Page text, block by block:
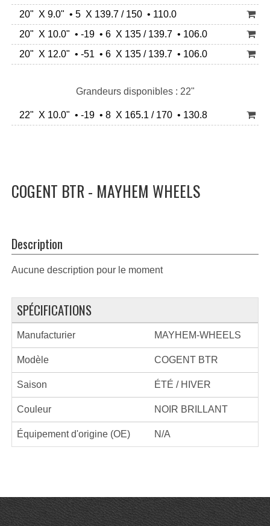
20" X 9.0" • 5 X 139.7 / 150 • 110.0
20" X 10.0" • -19 • 6 X 135 / 139.7 • 106.0
20" X 12.0" • -51 • 6 X 135 / 139.7 • 106.0
Grandeurs disponibles : 22"
22" X 10.0" • -19 • 8 X 165.1 / 170 • 130.8
COGENT BTR - MAYHEM WHEELS
Description
Aucune description pour le moment
SPÉCIFICATIONS
Manufacturier MAYHEM-WHEELS
Modèle COGENT BTR
Saison ÉTÉ / HIVER
Couleur NOIR BRILLANT
Équipement d'origine (OE) N/A